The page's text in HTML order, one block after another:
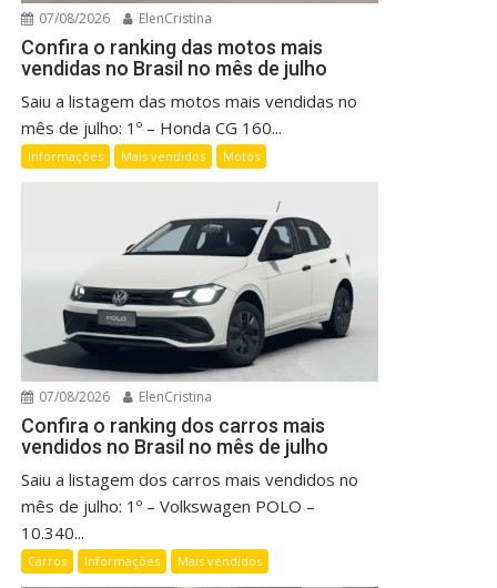
07/08/2026 ElenCristina
Confira o ranking das motos mais
vendidas no Brasil no mês de julho
Saiu a listagem das motos mais vendidas no
mês de julho: 1º – Honda CG 160...
Informações Mais vendidos Motos
07/08/2026 ElenCristina
Confira o ranking dos carros mais
vendidos no Brasil no mês de julho
Saiu a listagem dos carros mais vendidos no
mês de julho: 1º – Volkswagen POLO –
10.340...
Carros Informações Mais vendidos